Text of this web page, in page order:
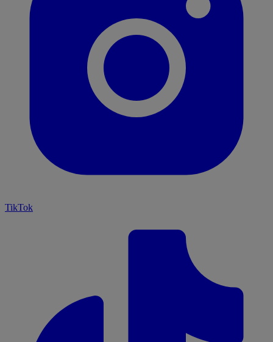
TikTok